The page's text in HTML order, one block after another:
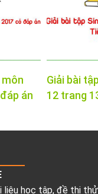
án
Giải bài
12 trang
liệu học tập, đề thi